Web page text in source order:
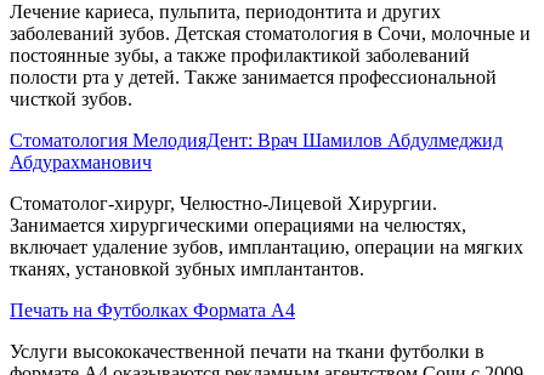
Лечение кариеса, пульпита, периодонтита и других
заболеваний зубов. Детская стоматология в Сочи, молочные и
постоянные зубы, а также профилактикой заболеваний
полости рта у детей. Также занимается профессиональной
чисткой зубов.
Стоматология МелодияДент: Врач Шамилов Абдулмеджид
Абдурахманович
Стоматолог-хирург, Челюстно-Лицевой Хирургии.
Занимается хирургическими операциями на челюстях,
включает удаление зубов, имплантацию, операции на мягких
тканях, установкой зубных имплантантов.
Печать на Футболках Формата А4
Услуги высококачественной печати на ткани футболки в